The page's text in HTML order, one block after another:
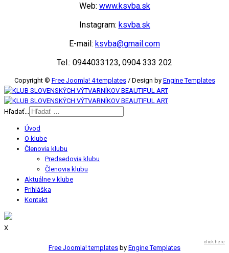
Web: www.ksvba.sk
Instagram: ksvba.sk
E-mail: ksvba@gmail.com
Tel.: 0944033123, 0904 333 202
Copyright © Free Joomla! 4 templates/ Design by Engine Templates
Hľadať...
Úvod
O klube
Členovia klubu
Predsedovia klubu
Členovia klubu
Aktuálne v klube
Prihláška
Kontakt
X
click here
Free Joomla! templates by Engine Templates